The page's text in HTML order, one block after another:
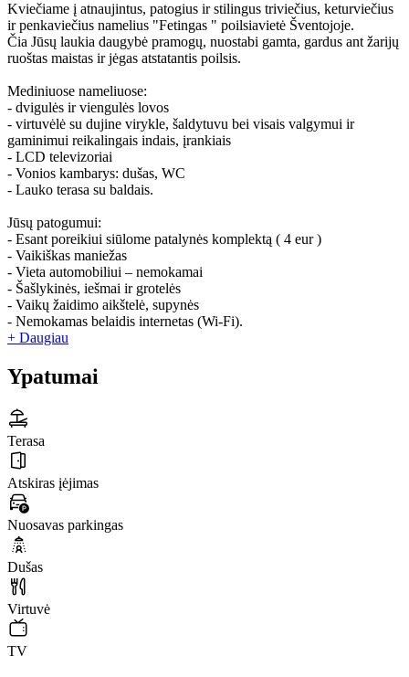
Kviečiame į atnaujintus, patogius ir stilingus triviečius, keturviečius
ir penkaviečius namelius "Fetingas " poilsiavietė Šventojoje.
Čia Jūsų laukia daugybė pramogų, nuostabi gamta, gardus ant žarijų
ruoštas maistas ir jėgas atstatantis poilsis.
Mediniuose nameliuose:
- dvigulės ir viengulės lovos
- virtuvėlė su dujine virykle, šaldytuvu bei visais valgymui ir
gaminimui reikalingais indais, įrankiais
- LCD televizoriai
- Vonios kambarys: dušas, WC
- Lauko terasa su baldais.
Jūsų patogumui:
- Esant poreikiui siūlome patalynės komplektą ( 4 eur )
- Vaikiškas maniežas
- Vieta automobiliui – nemokamai
- Šašlykinės, iešmai ir grotelės
- Vaikų žaidimo aikštelė, supynės
- Nemokamas belaidis internetas (Wi-Fi).
+ Daugiau
Ypatumai
Terasa
Atskiras įėjimas
Nuosavas parkingas
Dušas
Virtuvė
TV